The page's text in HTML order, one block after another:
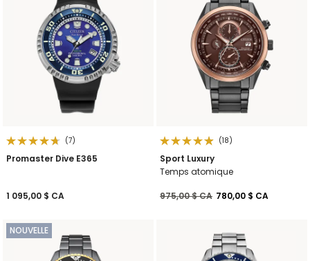
(7)
Promaster Dive E365
1 095,00 $ CA
(18)
Sport Luxury
Temps atomique
Prix réduit de
975,00 $ CAà780,00 $ CA
NOUVELLE